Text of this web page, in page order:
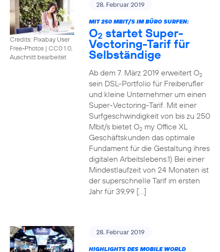
Credits: Pixabay User
Free-Photos | CC0 1.0,
Auschnitt bearbeitet
28. Februar 2019
MIT 250 MBIT/S IM BÜRO SURFEN:
O2 startet Super-
Vectoring-Tarif für
Selbständige
Ab dem 7. März 2019 erweitert O2
sein DSL-Portfolio für Freiberufler
und kleine Unternehmer um einen
Super-Vectoring-Tarif. Mit einer
Surfgeschwindigkeit von bis zu 250
Mbit/s bietet O2my Office XL
Geschäftskunden das optimale
Fundament für die Gestaltung ihres
digitalen Arbeitslebens.1) Bei einer
Mindestlaufzeit von 24 Monaten ist
der superschnelle Tarif im ersten
Jahr für 39,99 […]
28. Februar 2019
HIGHLIGHTS DES MOBILE WORLD